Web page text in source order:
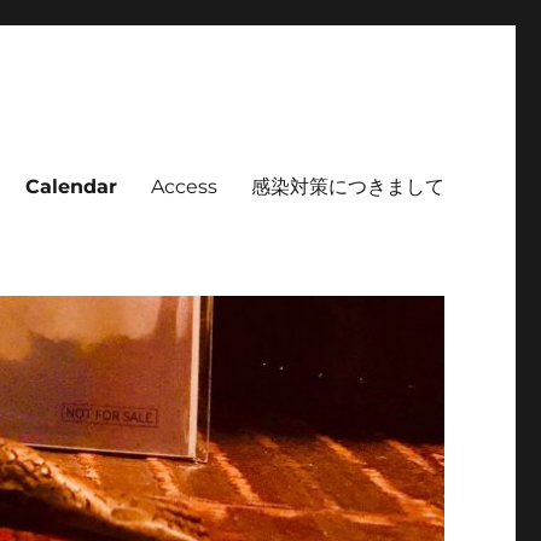
Calendar Access 感染対策につきまして